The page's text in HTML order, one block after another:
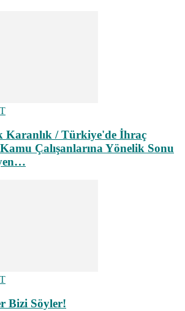
Karanlık / Türkiye'de İhraç
Çalışanlarına Yönelik Sonu
Bizi Söyler!